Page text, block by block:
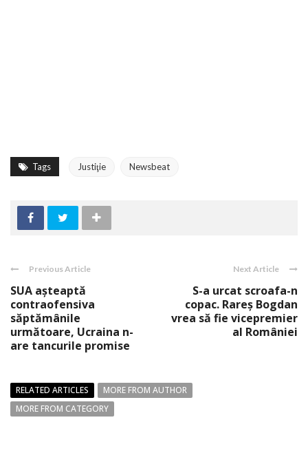
Tags Justiţie Newsbeat
Previous Article
SUA așteaptă
contraofensiva
săptămânile
următoare, Ucraina n-
are tancurile promise
Next Article
S-a urcat scroafa-n
copac. Rareș Bogdan
vrea să fie vicepremier
al României
RELATED ARTICLES
MORE FROM AUTHOR
MORE FROM CATEGORY